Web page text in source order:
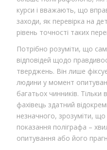
курси і вважають, що
заходи, як перевірка на
рівень точності таких
Потрібно розуміти, що
відповідей щодо
тверджень. Він лише
людини у момент
багатьох чинників. Тільки
фахівець здатний
незначного, зрозуміти,
показання поліграфа –
опитування або його